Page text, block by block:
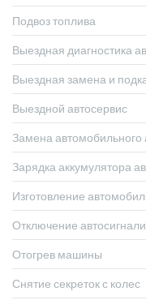
Подвоз топлива
Выездная диагностика
Выездная замена и
Выездной автосервис
Замена автомобильного
Зарядка аккумулятора
Изготовление
Отключение
Отогрев машины
Снятие секреток с колес